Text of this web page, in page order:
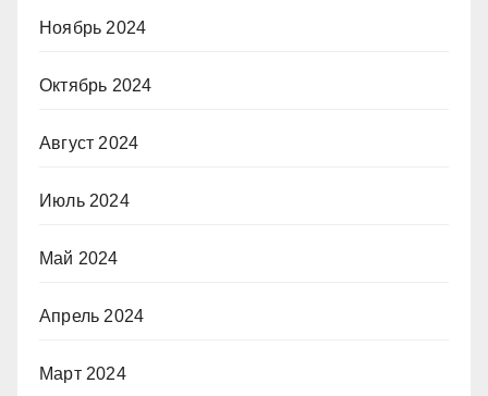
Ноябрь 2024
Октябрь 2024
Август 2024
Июль 2024
Май 2024
Апрель 2024
Март 2024